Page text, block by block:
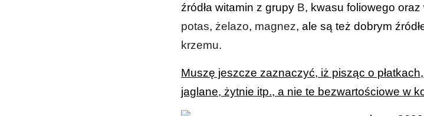
źródła witamin z grupy B, kwasu foliowego oraz
potas, żelazo, magnez, ale są też dobrym
krzemu.
Muszę jeszcze zaznaczyć, iż pisząc o
jaglane, żytnie itp., a nie te bezwartościowe w